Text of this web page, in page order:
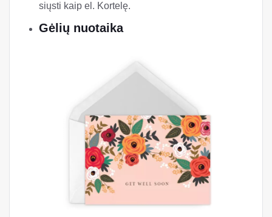
siųsti kaip el. Kortelę.
Gėlių nuotaika